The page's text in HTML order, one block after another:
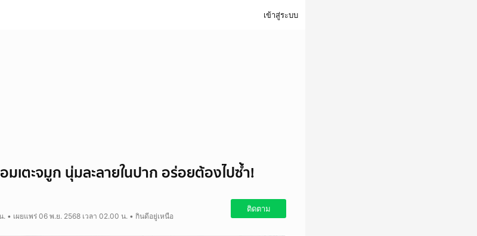
เข้าสู่ระบบ
มเตะจมูก นุ่มละลายในปาก อร่อยต้องไปซ้ำ!
. • เผยแพร่ 06 พ.ย. 2568 เวลา 02.00 น. • กินดีอยู่เหนือ
ติดตาม